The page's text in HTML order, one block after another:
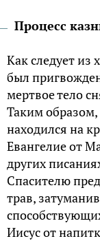
Процесс
Как следует из
был
мертвое тело
Таким образом,
находился на
Евангелие от
других
Спасителю
трав,
Иисус от